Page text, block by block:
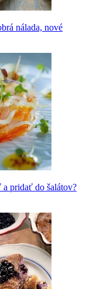
nálada, nové
a pridať do šalátov?